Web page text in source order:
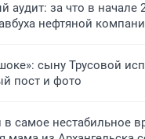
аудит: за что в начале
нефтяной
сыну Трусовой
пост и фото
самое нестабильное